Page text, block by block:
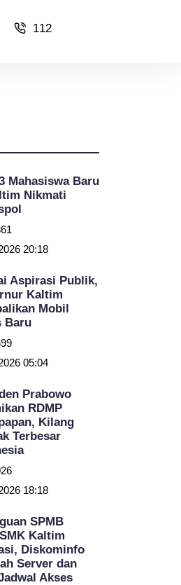
112
Mahasiswa Baru
Nikmati
20:18
Aspirasi Publik,
Kaltim
Mobil
Baru
05:04
Prabowo
RDMP
Kilang
Terbesar
18:18
SPMB
Kaltim
Diskominfo
Server dan
Akses